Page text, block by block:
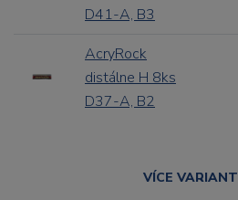
D41-A, B3
AcryRock
distálne H 8ks
D37-A, B2
VÍCE VARIANT